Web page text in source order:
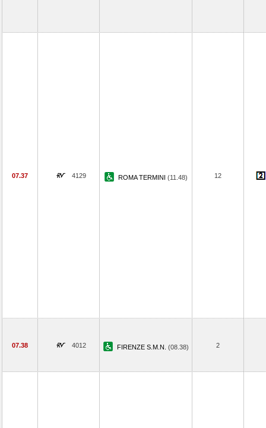
07.37 4129 ROMA TERMINI (11.48) 12
07.38 4012 FIRENZE S.M.N. (08.38) 2